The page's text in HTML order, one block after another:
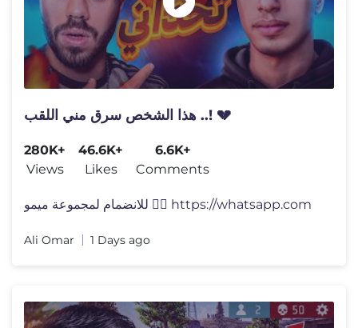
هذا الشخص سرق مني اللقب ..! 💔
280K+
Views
46.6K+
Likes
6.6K+
Comments
للانضمام لمجموعة ميمو 👇🏼 https://whatsapp.com
Ali Omar 1 Days ago